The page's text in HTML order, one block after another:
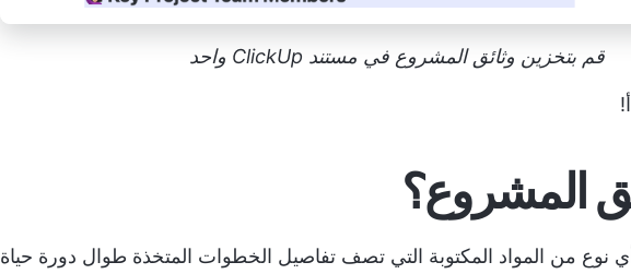
قم بتخزين وثائق المشروع في مستند ClickUp واحد
المشروع؟
نوع من المواد المكتوبة التي تصف تفاصيل الخطوات المتخذة طوال دورة حياة